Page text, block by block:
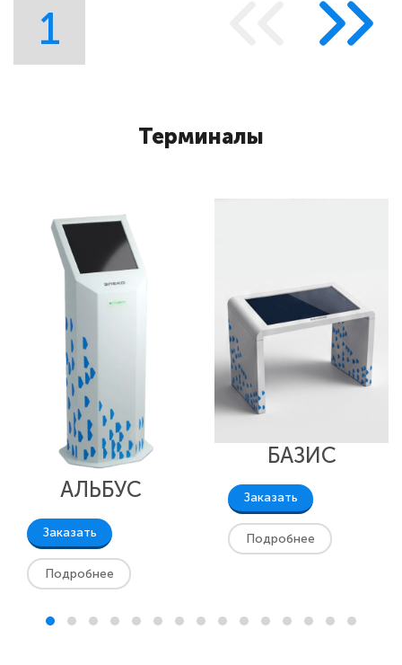
1
Терминалы
АЛЬБУС
Заказать
Подробнее
БАЗИС
Заказать
Подробнее